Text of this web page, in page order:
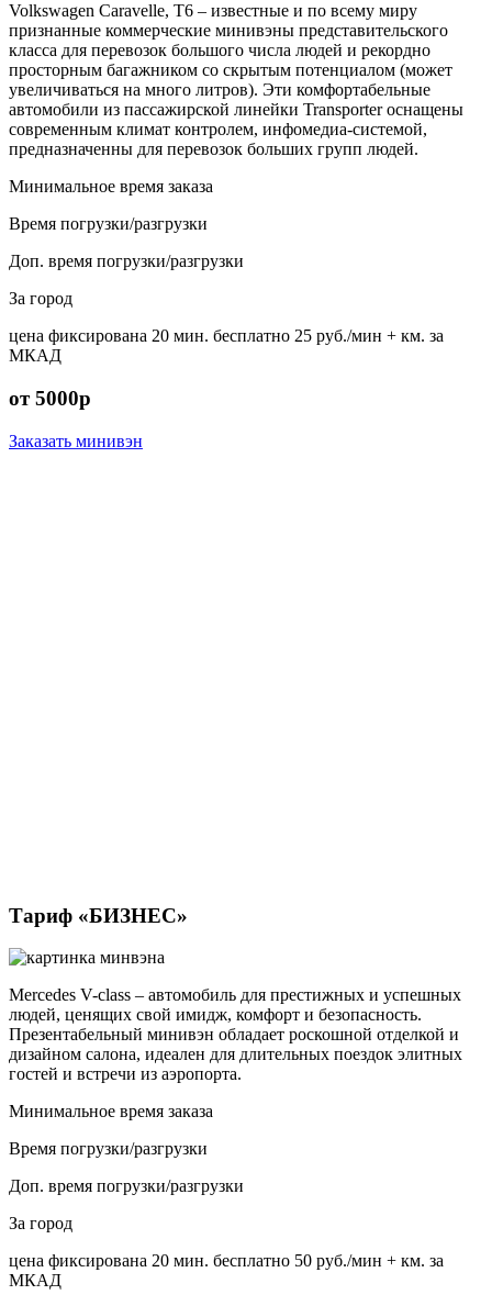
Volkswagen Caravelle, Т6 – известные и по всему миру
признанные коммерческие минивэны представительского
класса для перевозок большого числа людей и рекордно
просторным багажником со скрытым потенциалом (может
увеличиваться на много литров). Эти комфортабельные
автомобили из пассажирской линейки Transporter оснащены
современным климат контролем, инфомедиа-системой,
предназначенны для перевозок больших групп людей.
Минимальное время заказа
Время погрузки/разгрузки
Доп. время погрузки/разгрузки
За город
цена фиксирована 20 мин. бесплатно 25 руб./мин + км. за
МКАД
от 5000р
Заказать минивэн
Тариф «БИЗНЕС»
Mercedes V-class – автомобиль для престижных и успешных
людей, ценящих свой имидж, комфорт и безопасность.
Презентабельный минивэн обладает роскошной отделкой и
дизайном салона, идеален для длительных поездок элитных
гостей и встречи из аэропорта.
Минимальное время заказа
Время погрузки/разгрузки
Доп. время погрузки/разгрузки
За город
цена фиксирована 20 мин. бесплатно 50 руб./мин + км. за
МКАД